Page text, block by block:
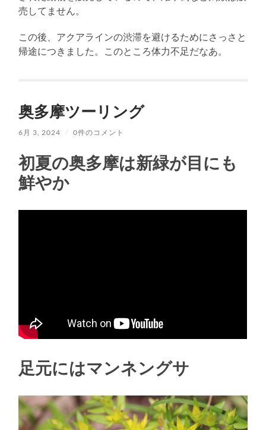
売してません。
この後、アクアラインの渋滞を避けるためにさっさと
帰途につきました。このところ体力不足だなあ。
奥多摩ツーリング
6月 3, 2024 / 0件のコメント
初夏の奥多摩は新緑が目にも
鮮やか
足元にはマンネングサ